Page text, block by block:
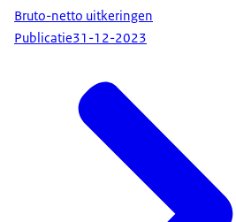
Bruto-netto uitkeringen
Publicatie31-12-2023